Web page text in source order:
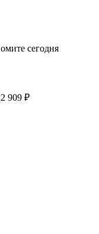
сегодня
909 ₽